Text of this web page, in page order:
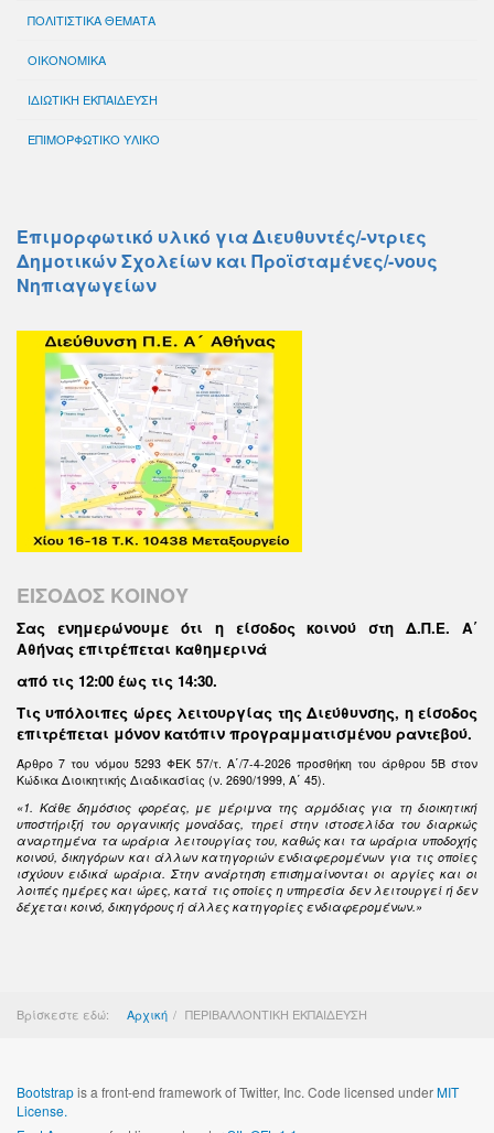
ΠΟΛΙΤΙΣΤΙΚΑ ΘΕΜΑΤΑ
ΟΙΚΟΝΟΜΙΚΑ
ΙΔΙΩΤΙΚΗ ΕΚΠΑΙΔΕΥΣΗ
ΕΠΙΜΟΡΦΩΤΙΚΟ ΥΛΙΚΟ
Επιμορφωτικό υλικό για Διευθυντές/-ντριες
Δημοτικών Σχολείων και Προϊσταμένες/-νους
Νηπιαγωγείων
ΕΙΣΟΔΟΣ ΚΟΙΝΟΥ
Σας ενημερώνουμε ότι η είσοδος κοινού στη Δ.Π.Ε. Α΄
Αθήνας επιτρέπεται καθημερινά
από τις 12:00 έως τις 14:30.
Τις υπόλοιπες ώρες λειτουργίας της Διεύθυνσης, η είσοδος
επιτρέπεται μόνον κατόπιν προγραμματισμένου ραντεβού.
Άρθρο 7 του νόμου 5293 ΦΕΚ 57/τ. Α΄/7-4-2026 προσθήκη του άρθρου 5Β στον
Κώδικα Διοικητικής Διαδικασίας (ν. 2690/1999, Α΄ 45).
«1. Κάθε δημόσιος φορέας, με μέριμνα της αρμόδιας για τη διοικητική
υποστήριξή του οργανικής μονάδας, τηρεί στην ιστοσελίδα του διαρκώς
αναρτημένα τα ωράρια λειτουργίας του, καθώς και τα ωράρια υποδοχής
κοινού, δικηγόρων και άλλων κατηγοριών ενδιαφερομένων για τις οποίες
ισχύουν ειδικά ωράρια. Στην ανάρτηση επισημαίνονται οι αργίες και οι
λοιπές ημέρες και ώρες, κατά τις οποίες η υπηρεσία δεν λειτουργεί ή δεν
δέχεται κοινό, δικηγόρους ή άλλες κατηγορίες ενδιαφερομένων.»
Βρίσκεστε εδώ: Αρχική ΠΕΡΙΒΑΛΛΟΝΤΙΚΗ ΕΚΠΑΙΔΕΥΣΗ
Bootstrapis a front-end framework of Twitter, Inc. Code licensed underMIT
License.